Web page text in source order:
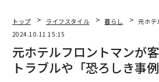
トップ ライフスタイル 暮らし
元ホテ
2024.10.11 15:15
元ホテルフロントマンが
トラブルや「恐ろしき事